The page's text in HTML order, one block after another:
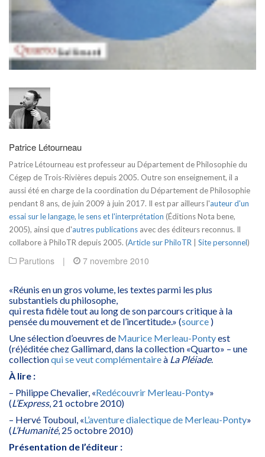
Patrice Létourneau
Patrice Létourneau est professeur au Département de Philosophie du
Cégep de Trois-Rivières depuis 2005. Outre son enseignement, il a
aussi été en charge de la coordination du Département de Philosophie
pendant 8 ans, de juin 2009 à juin 2017. Il est par ailleurs l'auteur d'un
essai sur le langage, le sens et l'interprétation (Éditions Nota bene,
2005), ainsi que d'autres publications avec des éditeurs reconnus. Il
collabore à PhiloTR depuis 2005. (Article sur PhiloTR Site personnel)
Parutions | 7 novembre 2010
«Réunis en un gros volume, les textes parmi les plus
substantiels du philosophe,
qui resta fidèle tout au long de son parcours critique à la
pensée du mouvement et de l’incertitude.» (source )
Une sélection d’oeuvres de Maurice Merleau-Pontyest
(ré)éditée chez Gallimard, dans la collection «Quarto» – une
collectionqui se veut complémentaireà La Pléiade.
À lire :
– Philippe Chevalier, «Redécouvrir Merleau-Ponty»
(L’Express, 21 octobre 2010)
– Hervé Touboul, «L’aventure dialectique de Merleau-Ponty»
(L’Humanité, 25 octobre 2010)
Présentation de l’éditeur :